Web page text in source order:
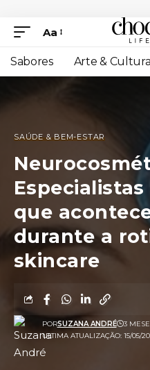
Aa
Sabores Arte & Cultura
SAÚDE & BEM-ESTAR
que
durante a
skincare
ULTIMA ATUALIZAÇÃO: 15/05/
PORSUZANA ANDRÉ 3